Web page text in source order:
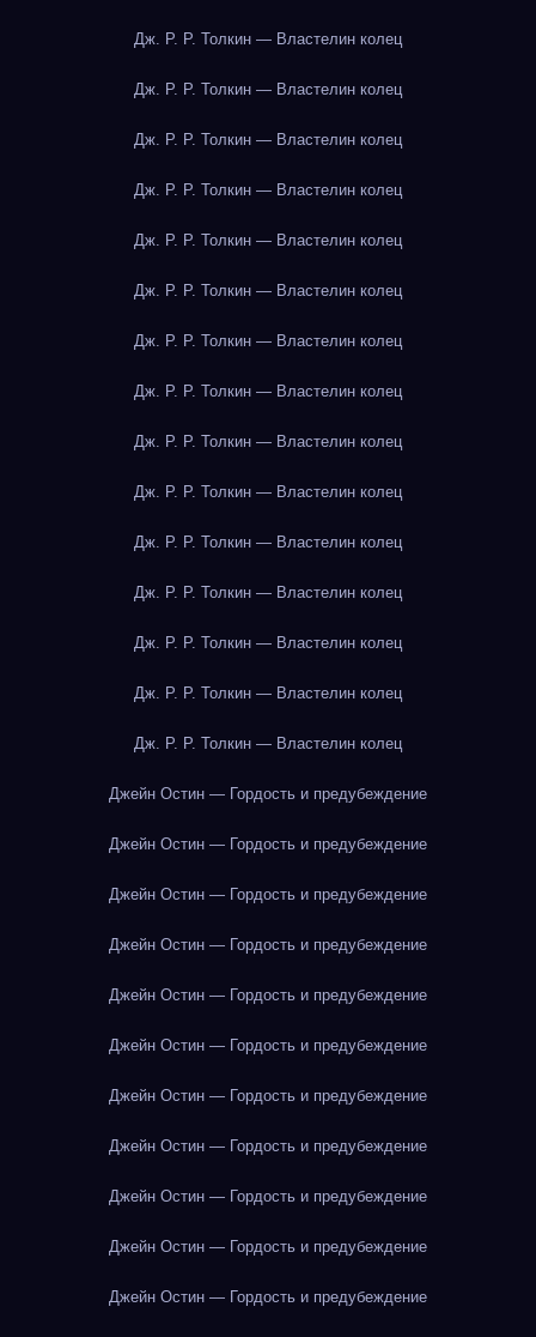
Дж. Р. Р. Толкин — Властелин колец
Дж. Р. Р. Толкин — Властелин колец
Дж. Р. Р. Толкин — Властелин колец
Дж. Р. Р. Толкин — Властелин колец
Дж. Р. Р. Толкин — Властелин колец
Дж. Р. Р. Толкин — Властелин колец
Дж. Р. Р. Толкин — Властелин колец
Дж. Р. Р. Толкин — Властелин колец
Дж. Р. Р. Толкин — Властелин колец
Дж. Р. Р. Толкин — Властелин колец
Дж. Р. Р. Толкин — Властелин колец
Дж. Р. Р. Толкин — Властелин колец
Дж. Р. Р. Толкин — Властелин колец
Дж. Р. Р. Толкин — Властелин колец
Дж. Р. Р. Толкин — Властелин колец
Джейн Остин — Гордость и предубеждение
Джейн Остин — Гордость и предубеждение
Джейн Остин — Гордость и предубеждение
Джейн Остин — Гордость и предубеждение
Джейн Остин — Гордость и предубеждение
Джейн Остин — Гордость и предубеждение
Джейн Остин — Гордость и предубеждение
Джейн Остин — Гордость и предубеждение
Джейн Остин — Гордость и предубеждение
Джейн Остин — Гордость и предубеждение
Джейн Остин — Гордость и предубеждение